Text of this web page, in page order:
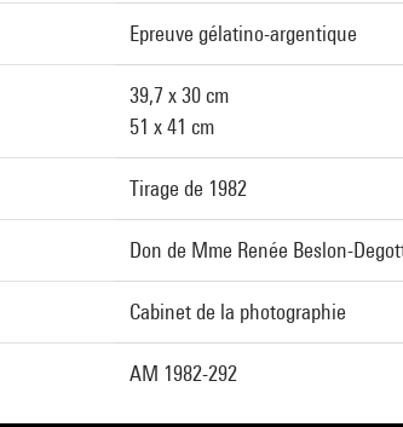
Epreuve gélatino-argentique
39,7 x 30 cm
51 x 41 cm
Tirage de 1982
Don de Mme Renée Beslon-
Cabinet de la photographie
AM 1982-292